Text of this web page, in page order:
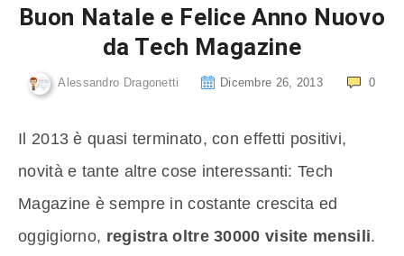
Buon Natale e Felice Anno Nuovo
da Tech Magazine
Alessandro Dragonetti Dicembre 26, 2013 0
Il 2013 è quasi terminato, con effetti positivi,
novità e tante altre cose interessanti: Tech
Magazine è sempre in costante crescita ed
oggigiorno, registra oltre 30000 visite mensili.